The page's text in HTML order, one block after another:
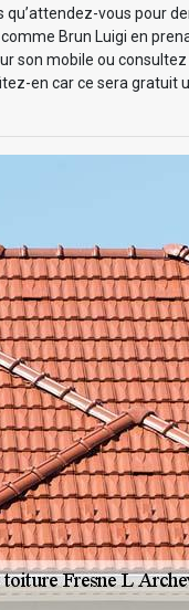
qu’attendez-vous pour
Brun Luigi en
son mobile ou
en car ce sera gratuit